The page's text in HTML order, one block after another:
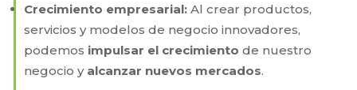
Crecimiento empresarial: Al crear productos,
servicios y modelos de negocio innovadores,
podemos impulsar el crecimiento de nuestro
negocio y alcanzar nuevos mercados.